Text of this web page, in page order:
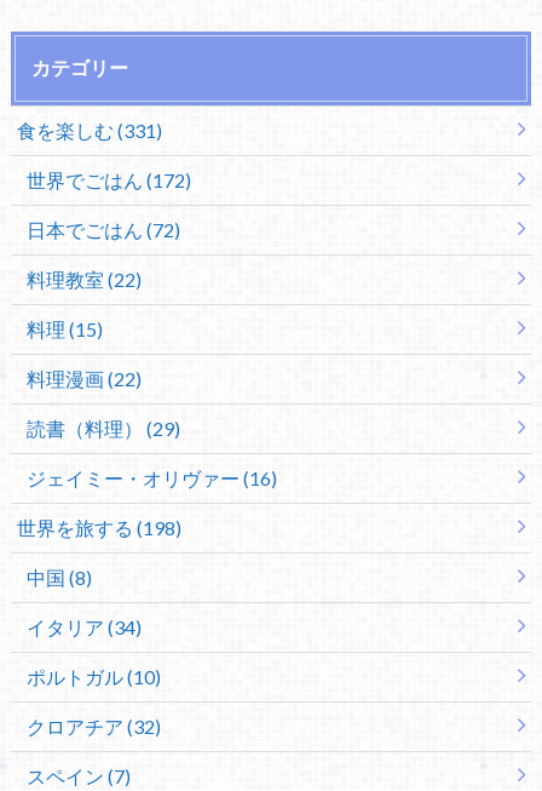
カテゴリー
食を楽しむ (331)
世界でごはん (172)
日本でごはん (72)
料理教室 (22)
料理 (15)
料理漫画 (22)
読書（料理） (29)
ジェイミー・オリヴァー (16)
世界を旅する (198)
中国 (8)
イタリア (34)
ポルトガル (10)
クロアチア (32)
スペイン (7)